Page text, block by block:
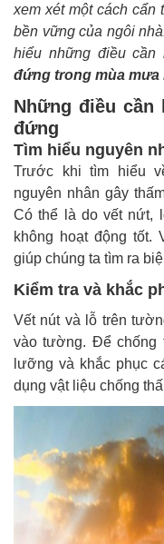
xem xét một cách cẩn
bền vững của ngôi
hiểu những điều cần
đứng trong mùa mưa
Những điều cần
đứng
Tìm hiểu nguyên
Trước khi tìm hiểu
nguyên nhân gây
Có thể là do vết nứt,
không hoạt động tốt.
giúp chúng ta tìm ra
Kiểm tra và khắc
Vết nút và lỗ trên
vào tường. Để chống
lưỡng và khắc phục
dụng vật liệu chống